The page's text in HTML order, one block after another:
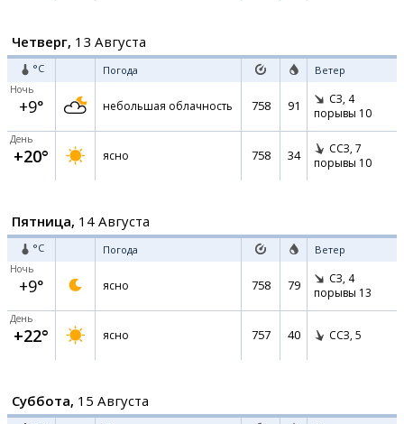
Четверг, 13 Августа
°C Погода Ветер
Ночь
+9° небольшая облачность 758 91 СЗ, 4
порывы 10
День
+20° ясно 758 34 ССЗ, 7
порывы 10
Пятница, 14 Августа
°C Погода Ветер
Ночь
+9° ясно 758 79 СЗ, 4
порывы 13
День
+22° ясно 757 40 ССЗ, 5
Суббота, 15 Августа